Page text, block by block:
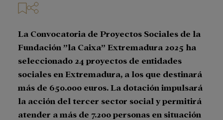
La Convocatoria de Proyectos Sociales de la
Fundación ”la Caixa” Extremadura 2025 ha
seleccionado 24 proyectos de entidades
sociales en Extremadura, a los que destinará
más de 650.000 euros. La dotación impulsará
la acción del tercer sector social y permitirá
atender a más de 7.200 personas en situación